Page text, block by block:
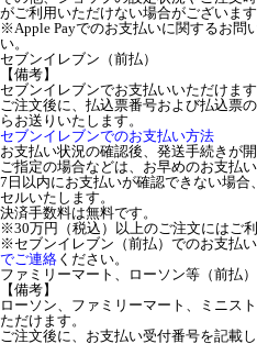
がご利用いただけない場合がございます
※Apple Payでのお支払いに関するお問
い。
セブンイレブン（前払）
【備考】
セブンイレブンでお支払いいただけます
ご注文後に、払込票番号および払込票
らお送りいたします。
セブンイレブンでのお支払い方法
お支払い状況の確認後、発送手続きが
ご指定の場合などは、お早めのお支払
7日以内にお支払いが確認できない場
セルいたします。
決済手数料は無料です。
※30万円（税込）以上のご注文にはご利
※セブンイレブン（前払）でのお支払
でご連絡 ください。
ファミリーマート、ローソン等（前払）
【備考】
ローソン、ファミリーマート、ミニス
ただけます。
ご注文後に、お支払い受付番号を記載